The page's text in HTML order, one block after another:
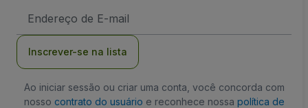
de
Inscrever-se na lista
Ao iniciar sessão ou criar uma conta, você concorda com
nosso contrato do usuário e reconhece nossa política de